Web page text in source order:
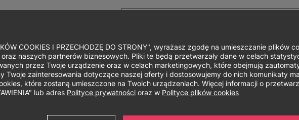
Główne
menu
O uniwersytecie Studia i szkolenia Nauka i
COOKIES I PRZECHODZĘ DO STRONY", wyrażasz zgodę na umieszczanie
naszych partnerów biznesowych. Pliki te będą przetwarzały dane w celach
przez Twoje urządzenie oraz w celach marketingowych, które obejmują
Twoje zainteresowania dotyczące naszej oferty i dostosowujemy do nich komunikaty
które zostaną umieszczone na Twoich urządzeniach. Więcej informacji o
lub adres Polityce prywatności oraz w Polityce plików cookies